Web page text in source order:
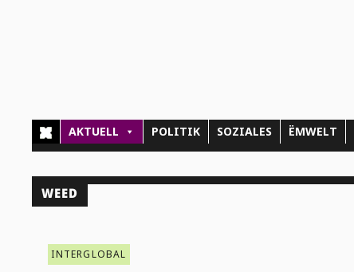
AKTUELL POLITIK SOZIALES ËMWELT
WEED
INTERGLOBAL